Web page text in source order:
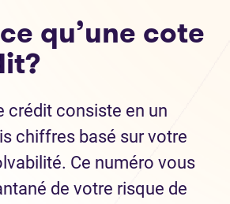
qu’une cote
crédit consiste en un
chiffres basé sur votre
Ce numéro vous
de votre risque de